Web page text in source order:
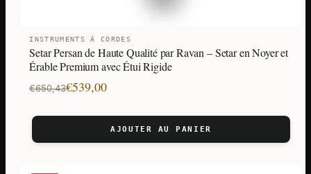
INSTRUMENTS À CORDES
Setar Persan de Haute Qualité par Ravan – Setar en Noyer et
Érable Premium avec Étui Rigide
€650,43
Le
initial
était :
€539,00
Le
actuel
est :
AJOUTER AU PANIER